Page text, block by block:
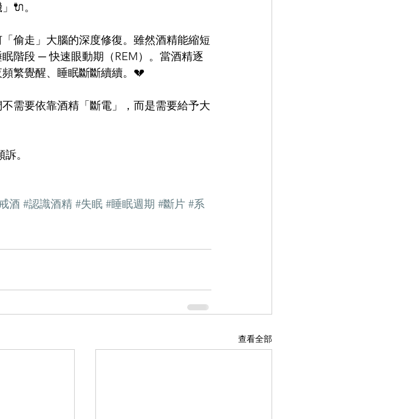
🔌。
偷走」大腦的深度修復。雖然酒精能縮短
階段 ─ 快速眼動期（REM）。當酒精逐
繁覺醒、睡眠斷斷續續。💔
需要依靠酒精「斷電」，而是需要給予大
。
酒 #認識酒精 #失眠 #睡眠週期 #斷片 #系
查看全部